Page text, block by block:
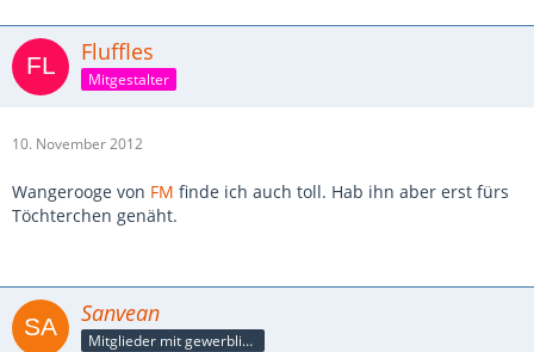
Fluffles
Mitgestalter
10. November 2012
Wangerooge von FM finde ich auch toll. Hab ihn aber erst fürs
Töchterchen genäht.
Sanvean
Mitglieder mit gewerblicher Verbindung, auch als Mitarbeiter/in